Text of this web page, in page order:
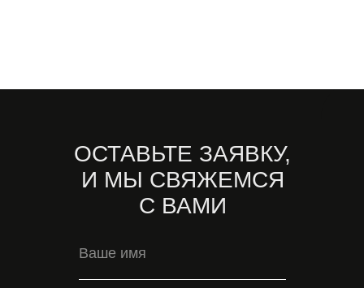
ОСТАВЬТЕ ЗАЯВКУ,
И МЫ СВЯЖЕМСЯ
С ВАМИ